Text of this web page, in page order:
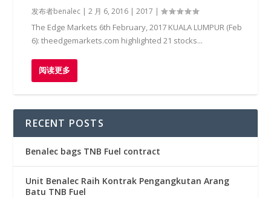
发布者benalec |2 月 6, 2016 |2017 |
The Edge Markets 6th February, 2017 KUALA LUMPUR (Feb
6): theedgemarkets.com highlighted 21 stocks...
阅读更多
RECENT POSTS
Benalec bags TNB Fuel contract
Unit Benalec Raih Kontrak Pengangkutan Arang
Batu TNB Fuel